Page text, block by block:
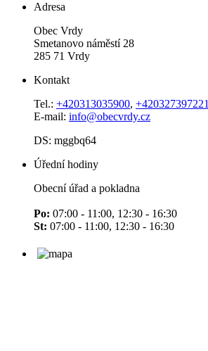
Adresa
Obec Vrdy
Smetanovo náměstí 28
285 71 Vrdy
Kontakt
Tel.: +420313035900, +420327397221
E-mail: info@obecvrdy.cz
DS: mggbq64
Úřední hodiny
Obecní úřad a pokladna
Po: 07:00 - 11:00, 12:30 - 16:30
St: 07:00 - 11:00, 12:30 - 16:30